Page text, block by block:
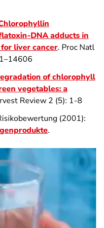
DNA adducts in
liver cancer. Proc Natl
of chlorophyll
vegetables: a
Review 2 (5): 1-8
(2001):
.